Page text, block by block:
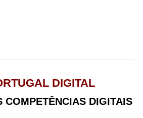
DIGITAL
COMPETÊNCIAS DIGITAIS